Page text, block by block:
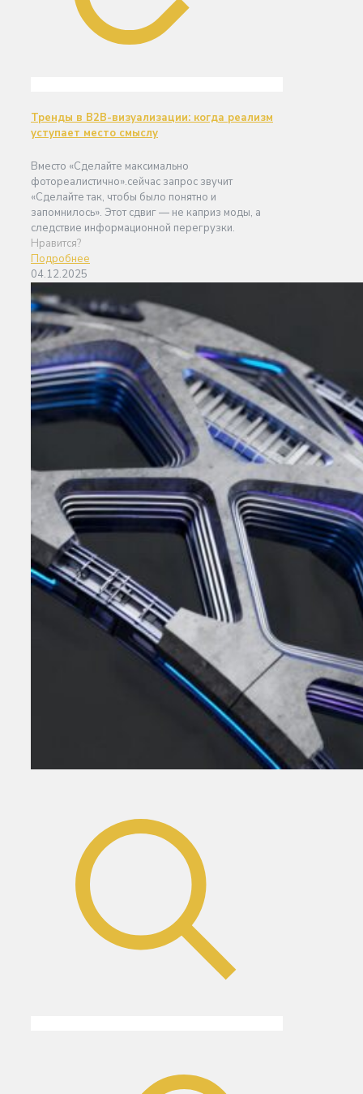
Тренды в B2B-визуализации: когда реализм
уступает место смыслу
Вместо «Сделайте максимально
фотореалистично».сейчас запрос звучит
«Сделайте так, чтобы было понятно и
запомнилось». Этот сдвиг — не каприз моды, а
следствие информационной перегрузки.
Нравится?
Подробнее
04.12.2025